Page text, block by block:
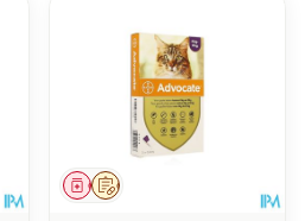
Op voorschrift
Geneesmiddel